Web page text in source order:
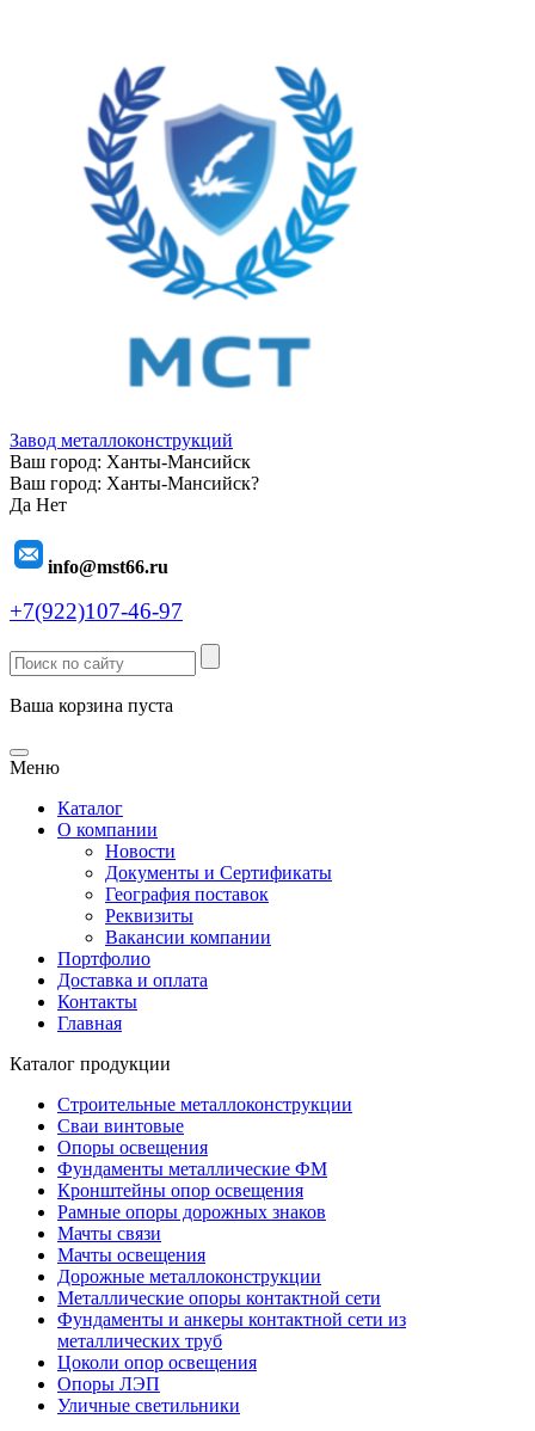
Завод металлоконструкций
Ваш город: Ханты-Мансийск
Ваш город: Ханты-Мансийск?
Да Нет
info@mst66.ru
+7(922)107-46-97
Ваша корзина пуста
Меню
Каталог
О компании
Новости
Документы и Сертификаты
География поставок
Реквизиты
Вакансии компании
Портфолио
Доставка и оплата
Контакты
Главная
Каталог продукции
Строительные металлоконструкции
Сваи винтовые
Опоры освещения
Фундаменты металлические ФМ
Кронштейны опор освещения
Рамные опоры дорожных знаков
Мачты связи
Мачты освещения
Дорожные металлоконструкции
Металлические опоры контактной сети
Фундаменты и анкеры контактной сети из
металлических труб
Цоколи опор освещения
Опоры ЛЭП
Уличные светильники